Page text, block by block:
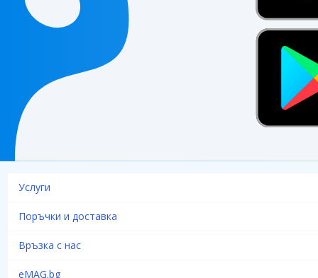
Услуги
Поръчки и доставка
Връзка с нас
eMAG.bg